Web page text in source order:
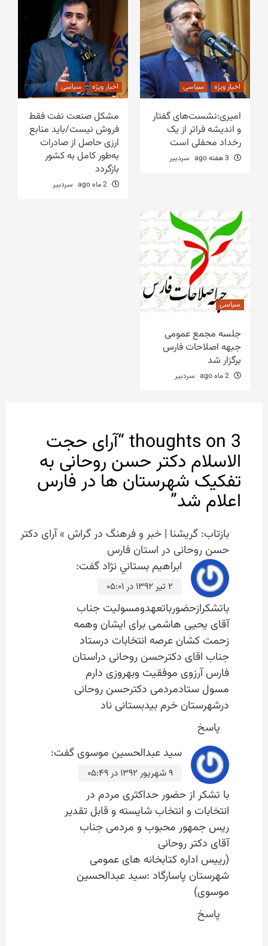
اخبار ویژه سیاسی
امیری:نشست‌های گفتار
و اندیشه فراتر از یک
رخداد محفلی است
سردبیر
اخبار ویژه سیاسی
مشکل صنعت نفت فقط
فروش نیست/باید منابع
ارزی حاصل از صادرات
به‌طور کامل به کشور
بازگردد
سردبیر
سیاسی
جلسه مجمع عمومی
جبهه اصلاحات فارس
برگزار شد
سردبیر
3 thoughts on “ آرای حجت
الاسلام دکتر حسن روحانی به
تفکیک شهرستان ها در فارس
اعلام شد”
بازتاب: گریشنا | خبر و فرهنگ در گراش » آرای دکتر
حسن روحانی در استان فارس
ابراهيم بستاني ن‍ژاد گفت:
۲ تیر ۱۳۹۲ در ۰۵:۰۱
باتشکرازحضورباتعهدومسولیت جناب
آقای یحیی هاشمی برای ایشان وهمه
زحمت کشان عرصه انتخابات درستاد
جناب اقای دکترحسن روحانی دراستان
فارس آرزوی موفقیت وبهروزی دارم
مسول ستادمردمی دکترحسن روحانی
درشهرستان خرم بیدبستانی ن‍اد
پاسخ
سید عبدالحسین موسوی گفت:
۹ شهریور ۱۳۹۲ در ۰۵:۴۹
با تشکر از حضور حداکثری مردم در
انتخابات و انتخاب شایسته و قابل تقدیر
ریس جمهور محبوب و مردمی جناب
آقای دکتر روحانی
(رییس اداره کتابخانه های عمومی
شهرستان پاسارگاد :سید عبدالحسین
موسوی)
پاسخ